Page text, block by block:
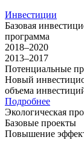
Инвестиции
Базовая
программа
2018–2020
2013–2017
Потенциальные
Новый
объема
Подробнее
Экологическая
Базовые проекты
Повышение